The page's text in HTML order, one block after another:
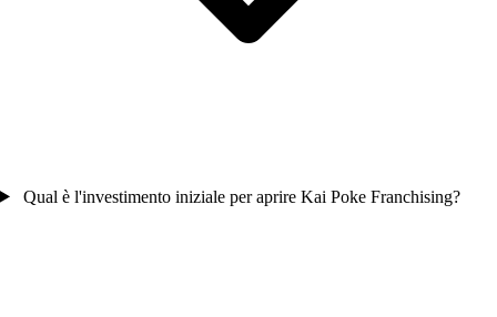
Qual è l'investimento iniziale per aprire Kai Poke Franchising?